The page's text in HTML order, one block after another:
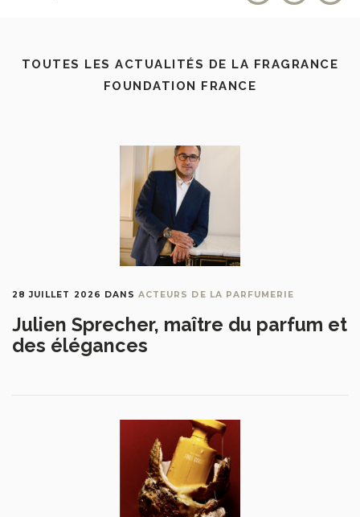
TOUTES LES ACTUALITÉS DE LA FRAGRANCE
FOUNDATION FRANCE
28 JUILLET 2026 DANSACTEURS DE LA PARFUMERIE
Julien Sprecher, maître du parfum et
des élégances